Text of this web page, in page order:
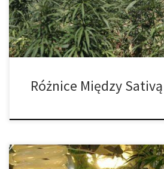
szczepu i […]
Różnice Między